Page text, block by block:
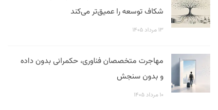
شکاف توسعه را عمیق‌تر می‌کند
۱۳ مرداد ۱۴۰۵
مهاجرت متخصصان فناوری، حکمرانی بدون داده
و بدون سنجش
۱۰ مرداد ۱۴۰۵